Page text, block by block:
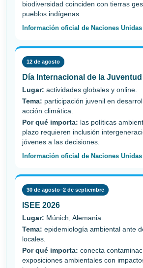
biodiversidad coinciden con tierras
pueblos indígenas.
Información oficial de Naciones Unidas
12 de agosto
Día Internacional de la Juventud
Lugar: actividades globales y online.
Tema: participación juvenil en
acción climática.
Por qué importa: las políticas
plazo requieren inclusión
jóvenes a las decisiones.
Información oficial de Naciones Unidas
30 de agosto–2 de septiembre
ISEE 2026
Lugar: Múnich, Alemania.
Tema: epidemiología ambiental ante
locales.
Por qué importa: conecta
exposiciones ambientales con